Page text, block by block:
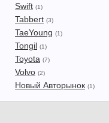
Swift (1)
Tabbert (3)
TaeYoung (1)
Tongil (1)
Toyota (7)
Volvo (2)
Новый Авторынок (1)